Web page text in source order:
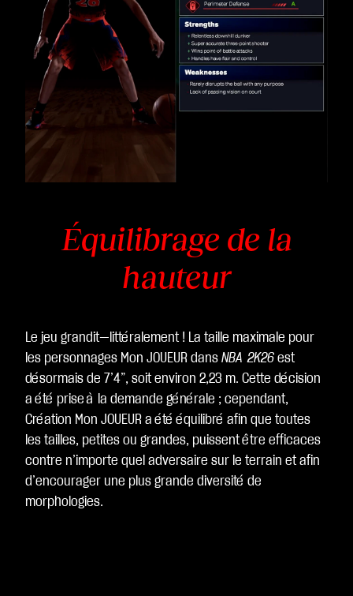
Équilibrage de la
hauteur
Le jeu grandit—littéralement ! La taille maximale pour
les personnages Mon JOUEUR dans NBA 2K26 est
désormais de 7’4”, soit environ 2,23 m. Cette décision
a été prise à la demande générale ; cependant,
Création Mon JOUEUR a été équilibré afin que toutes
les tailles, petites ou grandes, puissent être efficaces
contre n’importe quel adversaire sur le terrain et afin
d’encourager une plus grande diversité de
morphologies.